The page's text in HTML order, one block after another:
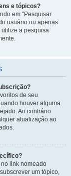
e tópicos?
em "Pesquisar
usuário ou apenas
a pesquisa
de seu
houver alguma
Ao contrário
atualização ao
link nomeado
um tópico,